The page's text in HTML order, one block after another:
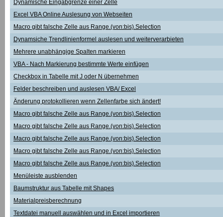
Dynamische Eingabgrenze einer Zelle
Excel VBA Online Auslesung von Webseiten
Macro gibt falsche Zelle aus Range.(von:bis).Selection
Dynamsiche Trendlinienformel auslesen und weiterverarbieten
Mehrere unabhängige Spalten markieren
VBA - Nach Markierung bestimmte Werte einfügen
Checkbox in Tabelle mit J oder N übernehmen
Felder beschreiben und auslesen VBA/ Excel
Änderung protokollieren wenn Zellenfarbe sich ändert!
Macro gibt falsche Zelle aus Range.(von:bis).Selection
Macro gibt falsche Zelle aus Range.(von:bis).Selection
Macro gibt falsche Zelle aus Range.(von:bis).Selection
Macro gibt falsche Zelle aus Range.(von:bis).Selection
Macro gibt falsche Zelle aus Range.(von:bis).Selection
Menüleiste ausblenden
Baumstruktur aus Tabelle mit Shapes
Materialpreisberechnung
Textdatei manuell auswählen und in Excel importieren